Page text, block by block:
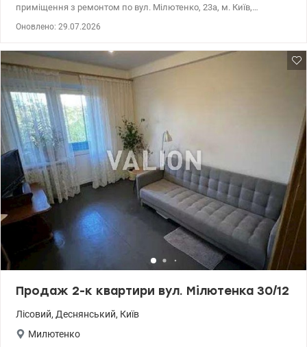
приміщення з ремонтом по вул. Мілютенко, 23а, м. Київ,
водопостачання, каналізація – централізоване. Потужність
електропостачання - 10,0 кВт Просторі приміщення з великими
вікнами, є кондиціонер! Сумісний санвузол. Асфальтований
під'їзд, парковка, що робить її ідеальним місцем для розвитку
бізнесу. Чудова пропозиція під аптеку, реабілітаційний центр,
офісні приміщення, майстерню, студію манікюру, грумінг, під
склад-магазин, тощо… Зручне транспортне сполучення –поруч
супермаркети «Новус», «АТБ», «Епіцентр», ринок «Юність»,
житловий масив, зупинки громадського транспорту.
Запрошуємо вас на перегляд, щоб особисто оцінити всі переваги
цієї нерухомості. За більш детальною інформацією звертайтесь
за телефоном. Надаємо допомогу та підтримку на всіх етапах
угоди. Ціна: 38000 у.о. Без комісії для покупця! +38 050 355 37 46
Катерина valion.ua/1137493
Оновлено: 29.07.2026
Продаж 2-к квартири вул. Мілютенка 30/12
Лісовий, Деснянський, Київ
Милютенко